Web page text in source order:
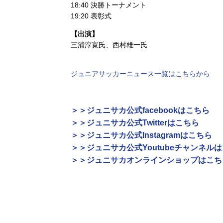
18:40 決勝トーナメント
19:20 表彰式
【出演】
三浦淳寛氏、西村雄一氏
ジュニアサッカーニュース一覧はこちらから
＞＞ジュニサカ公式facebookはこちら
＞＞ジュニサカ公式Twitterはこちら
＞＞ジュニサカ公式Instagramはこちら
＞＞ジュニサカ公式Youtubeチャンネルは
＞＞ジュニサカオンラインショップはこち